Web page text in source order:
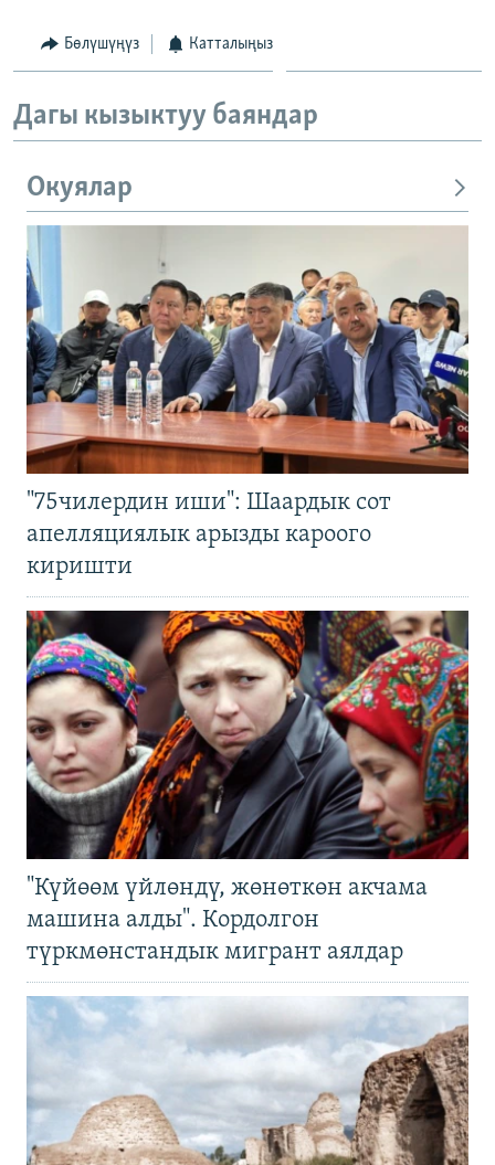
Бөлүшүңүз Катталыңыз
Дагы кызыктуу баяндар
Окуялар
"75чилердин иши": Шаардык сот
апелляциялык арызды кароого
киришти
"Күйөөм үйлөндү, жөнөткөн акчама
машина алды". Кордолгон
түркмөнстандык мигрант аялдар